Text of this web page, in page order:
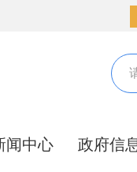
闻中心 政府信